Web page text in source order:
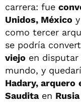
carrera: fue
Unidos, México y
como tercer
se podría
viejo en
mundo, y
Hadary, arquero
Sauditaen Rusia